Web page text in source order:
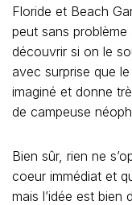
Floride et Beach
peut sans problème
découvrir si on le
avec surprise que
imaginé et donne
de campeuse
Bien sûr, rien ne
coeur immédiat et
mais l’idée est bien